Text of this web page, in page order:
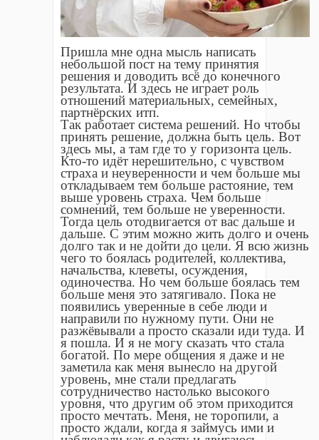
Пришла мне одна мысль написать
небольшой пост на тему принятия
решения и доводить всë до конечного
результата. И здесь не играет роль
отношений материальных, семейных,
партнëрских итп.
Так работает система решений. Но чтобы
принять решение, должна быть цель. Вот
здесь мы, а там где то у горизонта цель.
Кто-то идëт нерешительно, с чувством
страха и неуверенности и чем больше мы
откладываем тем больше растояние, тем
выше уровень страха. Чем больше
сомнений, тем больше не уверенности.
Тогда цель отодвигается от вас дальше и
дальше. С этим можно жить долго и очень
долго так и не дойти до цели. Я всю жизнь
чего то боялась родителей, коллектива,
начальства, клеветы, осуждения,
одиночества. Но чем больше боялась тем
больше меня это затягивало. Пока не
появились уверенные в себе люди и
направили по нужному пути. Они не
разжëвывали а просто сказали иди туда. И
я пошла. И я не могу сказать что стала
богатой. По мере общения я даже и не
заметила как меня вынесло на другой
уровень, мне стали предлагать
сотрудничество настолько высокого
уровня, что другим об этом приходится
просто мечтать. Меня, не торопили, а
просто ждали, когда я займусь ими и